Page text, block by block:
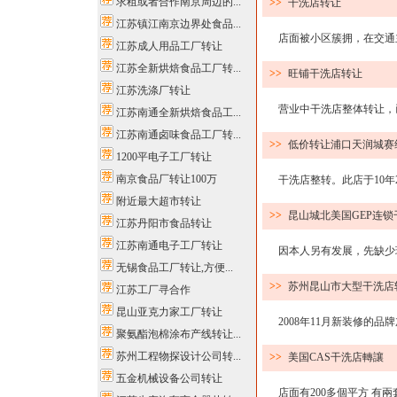
江苏镇江南京边界处食品...
江苏成人用品工厂转让
江苏全新烘焙食品工厂转...
江苏洗涤厂转让
江苏南通全新烘焙食品工...
江苏南通卤味食品工厂转...
1200平电子工厂转让
南京食品厂转让100万
附近最大超市转让
江苏丹阳市食品转让
江苏南通电子工厂转让
无锡食品工厂转让,方便...
江苏工厂寻合作
昆山亚克力家工厂转让
聚氨酯泡棉涂布产线转让...
苏州工程物探设计公司转...
五金机械设备公司转让
>> 干洗店转让
店面被小区簇拥，在交通
>> 旺铺干洗店转让
营业中干洗店整体转让，
>> 低价转让浦口天润城
干洗店整转。此店于10年
>> 昆山城北美国GEP连
因本人另有发展，先缺少
>> 苏州昆山市大型干洗店
2008年11月新装修的品牌
>> 美国CAS干洗店轉讓
店面有200多個平方 有兩